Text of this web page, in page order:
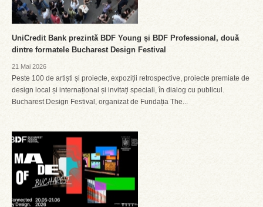
UniCredit Bank prezintă BDF Young și BDF Professional, două
dintre formatele Bucharest Design Festival
21 Mai 2026
Peste 100 de artiști și proiecte, expoziții retrospective, proiecte premiate de
design local și internațional și invitați speciali, în dialog cu publicul.
Bucharest Design Festival, organizat de Fundația The...